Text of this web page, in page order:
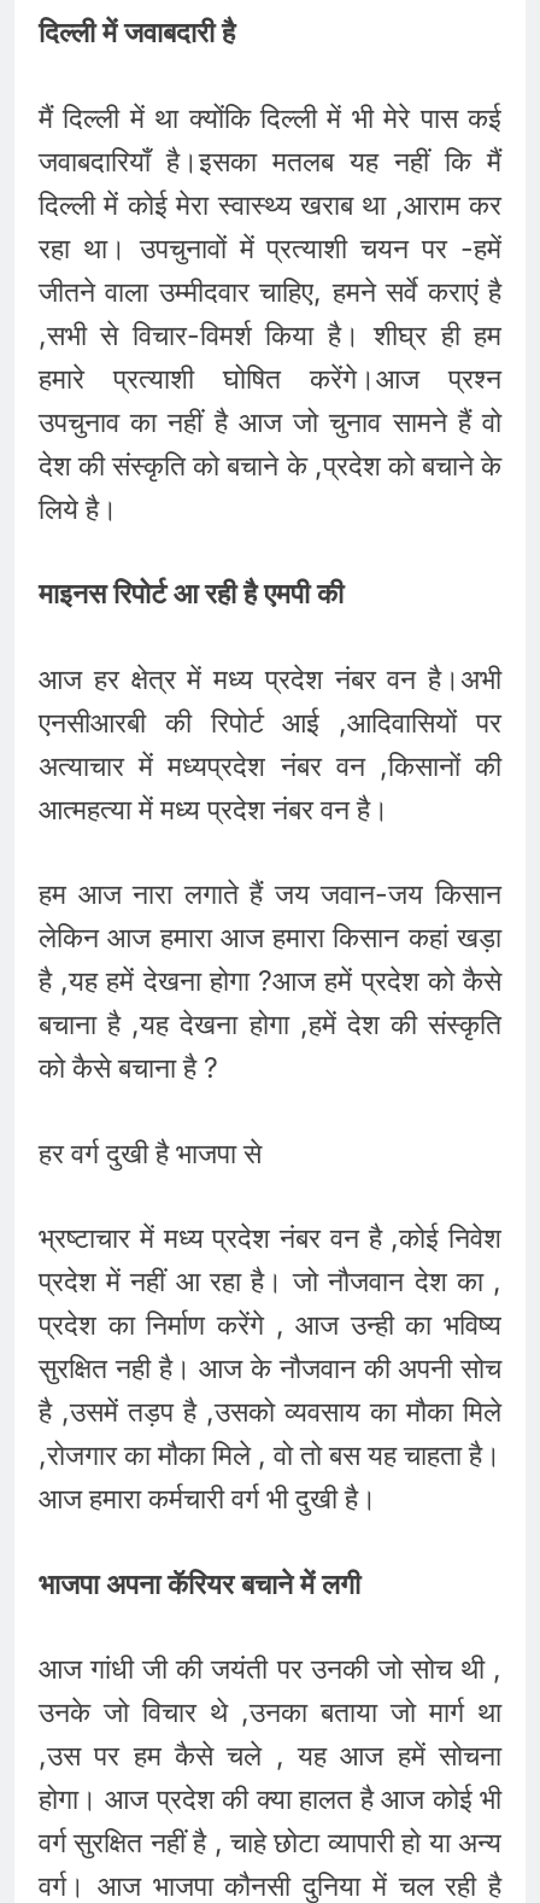
दिल्ली में जवाबदारी है
मैं दिल्ली में था क्योंकि दिल्ली में भी मेरे पास कई
जवाबदारियाँ है।इसका मतलब यह नहीं कि मैं
दिल्ली में कोई मेरा स्वास्थ्य खराब था ,आराम कर
रहा था। उपचुनावों में प्रत्याशी चयन पर -हमें
जीतने वाला उम्मीदवार चाहिए, हमने सर्वे कराएं है
,सभी से विचार-विमर्श किया है। शीघ्र ही हम
हमारे प्रत्याशी घोषित करेंगे।आज प्रश्न
उपचुनाव का नहीं है आज जो चुनाव सामने हैं वो
देश की संस्कृति को बचाने के ,प्रदेश को बचाने के
लिये है।
माइनस रिपोर्ट आ रही है एमपी की
आज हर क्षेत्र में मध्य प्रदेश नंबर वन है।अभी
एनसीआरबी की रिपोर्ट आई ,आदिवासियों पर
अत्याचार में मध्यप्रदेश नंबर वन ,किसानों की
आत्महत्या में मध्य प्रदेश नंबर वन है।
हम आज नारा लगाते हैं जय जवान-जय किसान
लेकिन आज हमारा आज हमारा किसान कहां खड़ा
है ,यह हमें देखना होगा ?आज हमें प्रदेश को कैसे
बचाना है ,यह देखना होगा ,हमें देश की संस्कृति
को कैसे बचाना है ?
हर वर्ग दुखी है भाजपा से
भ्रष्टाचार में मध्य प्रदेश नंबर वन है ,कोई निवेश
प्रदेश में नहीं आ रहा है। जो नौजवान देश का ,
प्रदेश का निर्माण करेंगे , आज उन्ही का भविष्य
सुरक्षित नही है। आज के नौजवान की अपनी सोच
है ,उसमें तड़प है ,उसको व्यवसाय का मौका मिले
,रोजगार का मौका मिले , वो तो बस यह चाहता है।
आज हमारा कर्मचारी वर्ग भी दुखी है।
भाजपा अपना कॅरियर बचाने में लगी
आज गांधी जी की जयंती पर उनकी जो सोच थी ,
उनके जो विचार थे ,उनका बताया जो मार्ग था
,उस पर हम कैसे चले , यह आज हमें सोचना
होगा। आज प्रदेश की क्या हालत है आज कोई भी
वर्ग सुरक्षित नहीं है , चाहे छोटा व्यापारी हो या अन्य
वर्ग। आज भाजपा कौनसी दुनिया में चल रही है